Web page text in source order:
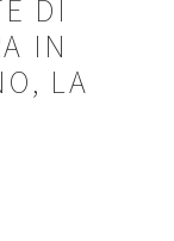
DI
IN
LA